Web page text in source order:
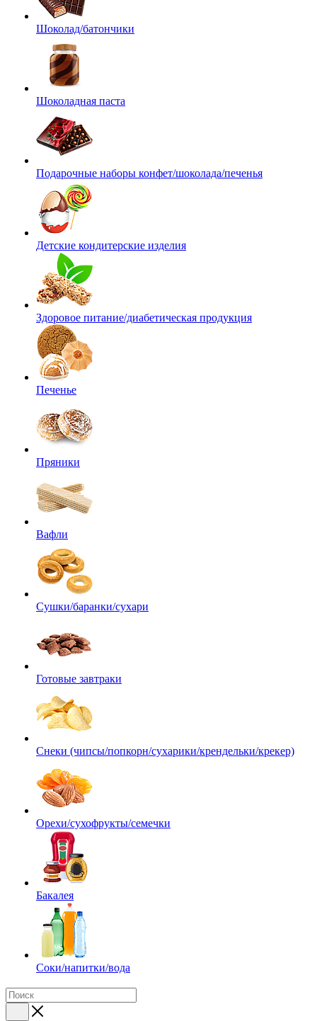
Шоколад/батончики
Шоколадная паста
Подарочные наборы конфет/шоколада/печенья
Детские кондитерские изделия
Здоровое питание/диабетическая продукция
Печенье
Пряники
Вафли
Сушки/баранки/сухари
Готовые завтраки
Снеки (чипсы/попкорн/сухарики/крендельки/крекер)
Орехи/сухофрукты/семечки
Бакалея
Соки/напитки/вода